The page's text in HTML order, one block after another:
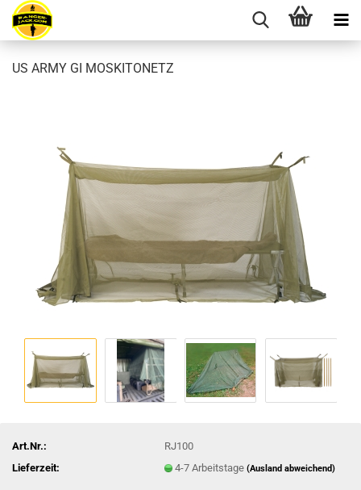
US ARMY GI MOSKITONETZ
Art.Nr.:
RJ100
Lieferzeit:
4-7 Arbeitstage(Ausland abweichend)